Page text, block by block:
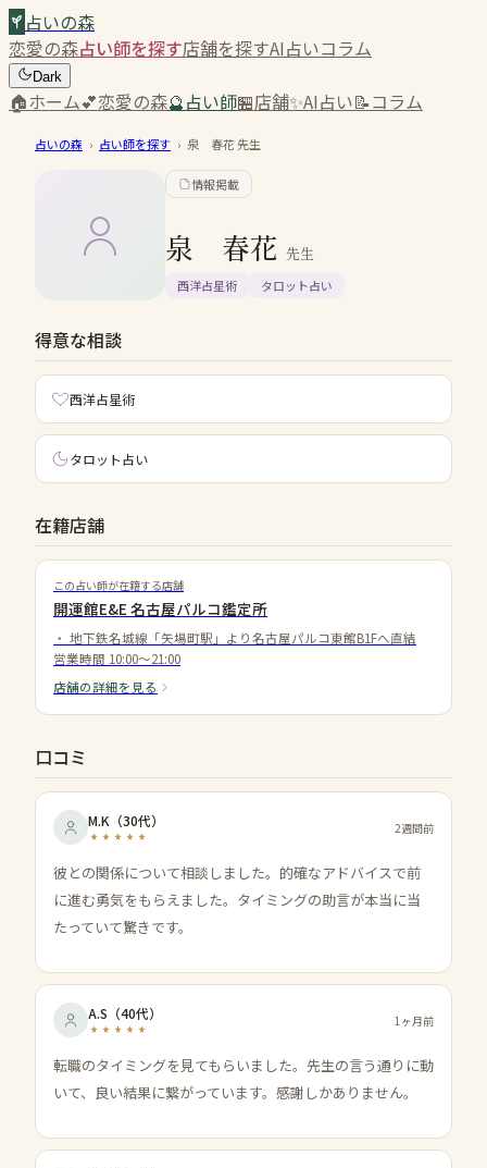
占いの森
恋愛の森占い師を探す店舗を探すAI占いコラム
Dark
🏠ホーム💕恋愛の森🔮占い師🏪店舗✨AI占い📝コラム
占いの森 › 占い師を探す › 泉 春花先生
情報掲載
泉 春花 先生
西洋占星術 タロット占い
得意な相談
西洋占星術
タロット占い
在籍店舗
この占い師が在籍する店舗
開運館E&E 名古屋パルコ鑑定所
・ 地下鉄名城線「矢場町駅」より名古屋パルコ東館B1Fへ直結
営業時間 10:00～21:00
店舗の詳細を見る
口コミ
M.K （30代） 2週間前
彼との関係について相談しました。的確なアドバイスで前
に進む勇気をもらえました。タイミングの助言が本当に当
たっていて驚きです。
A.S （40代） 1ヶ月前
転職のタイミングを見てもらいました。先生の言う通りに動
いて、良い結果に繋がっています。感謝しかありません。